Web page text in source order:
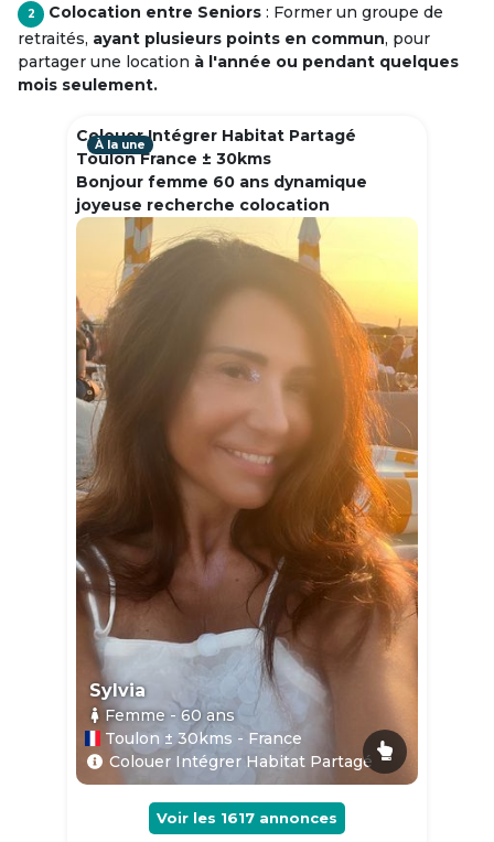
2 Colocation entre Seniors : Former un groupe de
retraités, ayant plusieurs points en commun, pour
partager une location à l'année ou pendant quelques
mois seulement.
Colouer Intégrer Habitat Partagé
Toulon France ± 30kms
Bonjour femme 60 ans dynamique
joyeuse recherche colocation
À la une
Sylvia
Femme - 60ans
Toulon ± 30kms - France
Colouer Intégrer Habitat Partagé
Voir les 1617 annonces